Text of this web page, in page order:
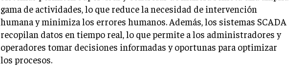
gama de actividades, lo que reduce la necesidad de intervención
humana y minimiza los errores humanos. Además, los sistemas SCADA
recopilan datos en tiempo real, lo que permite a los administradores y
operadores tomar decisiones informadas y oportunas para optimizar
los procesos.